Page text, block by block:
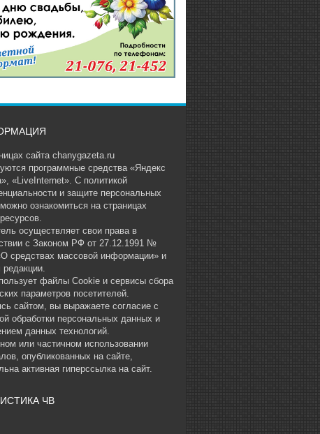
сайта chanygazeta.ru
программные средства «Яндекс
«LiveInternet». С политикой
и защите персональных
ознакомиться на страницах
осуществляет свои права в
с Законом РФ от 27.12.1991 №
средствах массовой информации» и
редакции.
файлы Cookie и сервисы сбора
параметров посетителей.
сайтом, вы выражаете согласие с
обработки персональных данных и
данных технологий.
или частичном использовании
опубликованных на сайте,
активная гиперссылка на сайт.
ЧВ